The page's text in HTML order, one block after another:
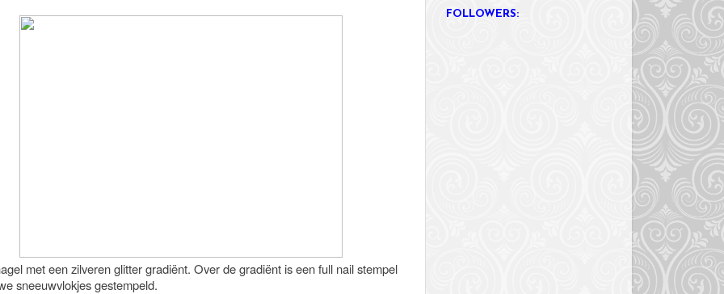
met een zilveren glitter gradiënt. Over de gradiënt is een full nail stempel
sneeuwvlokjes gestempeld.
FOLLOWERS: